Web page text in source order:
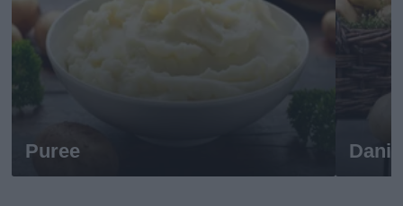
Puree